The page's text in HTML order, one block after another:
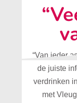
“Van ieder
de juiste
verdrinken
met